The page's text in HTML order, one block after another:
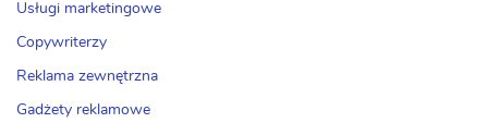
Usługi marketingowe
Copywriterzy
Reklama zewnętrzna
Gadżety reklamowe